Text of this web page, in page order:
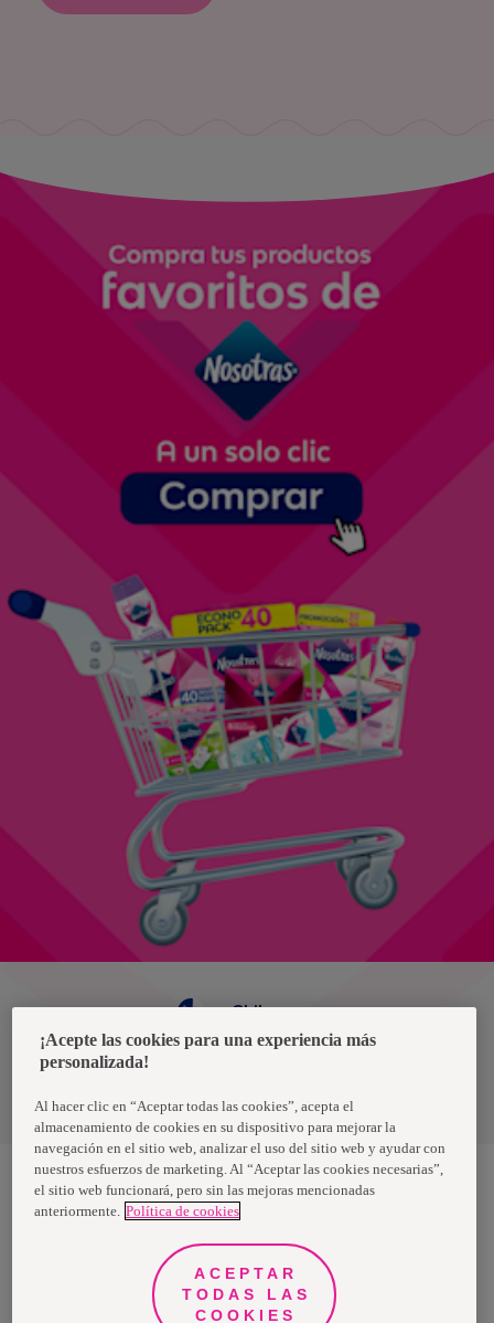
Términos y condiciones
Chile
Nosotras, una marca de Essity - una compañía global líder en
mundo, utilizan nuestros productos, servicios y soluciones. Nuestro
propósito es romper barreras por el bienestar en beneficio de
consumidores, pacientes, cuidadores, clientes y la sociedad en
general. Vendemos en aproximadamente 150 países bajo las
principales marcas globales TENA y Tork, así como otras marcas
¡Acepte las cookies para una experiencia más
personalizada!
Al hacer clic en “Aceptar todas las cookies”, acepta el
almacenamiento de cookies en su dispositivo para mejorar la
navegación en el sitio web, analizar el uso del sitio web y ayudar con
nuestros esfuerzos de marketing. Al “Aceptar las cookies necesarias”,
el sitio web funcionará, pero sin las mejoras mencionadas
anteriormente. Política de cookies
ACEPTAR
TODAS LAS
COOKIES